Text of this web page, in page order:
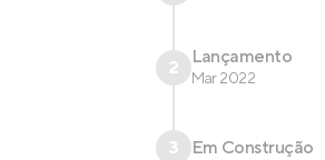
2 Lançamento
Mar 2022
3 Em Construção